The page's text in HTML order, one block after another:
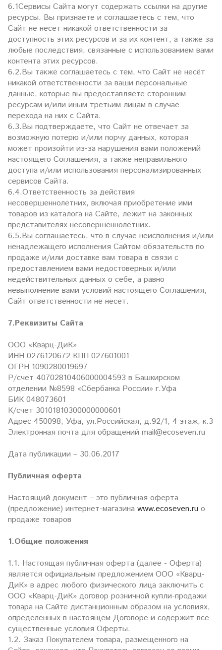
6.1Сервисы Сайта могут содержать ссылки на другие
ресурсы. Вы признаете и соглашаетесь с тем, что
Сайт не несет никакой ответственности за
доступность этих ресурсов и за их контент, а также за
любые последствия, связанные с использованием вами
контента этих ресурсов.
6.2.Вы также соглашаетесь с тем, что Сайт не несёт
никакой ответственности за ваши персональные
данные, которые вы предоставляете сторонним
ресурсам и/или иным третьим лицам в случае
перехода на них с Сайта.
6.3.Вы подтверждаете, что Сайт не отвечает за
возможную потерю и/или порчу данных, которая
может произойти из-за нарушения вами положений
настоящего Соглашения, а также неправильного
доступа и/или использования персонализированных
сервисов Сайта.
6.4.Ответственность за действия
несовершеннолетних, включая приобретение ими
товаров из каталога на Сайте, лежит на законных
представителях несовершеннолетних.
6.5.Вы соглашаетесь, что в случае неисполнения и/или
ненадлежащего исполнения Сайтом обязательств по
продаже и/или доставке вам товара в связи с
предоставлением вами недостоверных и/или
недействительных данных о себе, а равно
невыполнение вами условий настоящего Соглашения,
Сайт ответственности не несет.
7.Реквизиты Сайта
ООО «Кварц-ДиК»
ИНН 0276120672 КПП 027601001
ОГРН 1090280019697
Р/счет 40702810406000004593 в Башкирском
отделении №8598 «Сбербанка России» г.Уфа
БИК 048073601
К/счет 30101810300000000601
Адрес 450098, Уфа, ул.Российская, д.92/1, 4 этаж, к.3
Электронная почта для обращений mail@ecoseven.ru
Дата публикации – 30.06.2017
Публичная оферта
Настоящий документ – это публичная оферта
(предложение) интернет-магазина www.ecoseven.ru о
продаже товаров
1.Общие положения
1.1. Настоящая публичная оферта (далее - Оферта)
является официальным предложением ООО «Кварц-
ДиК» в адрес любого физического лица заключить с
ООО «Кварц-ДиК» договор розничной купли-продажи
товара на Сайте дистанционным образом на условиях,
определенных в настоящем Договоре и содержит все
существенные условия Оферты.
1.2. Заказ Покупателем товара, размещенного на